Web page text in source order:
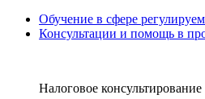
Обучение в сфере
Консультации и помощь в
Налоговое консультирование